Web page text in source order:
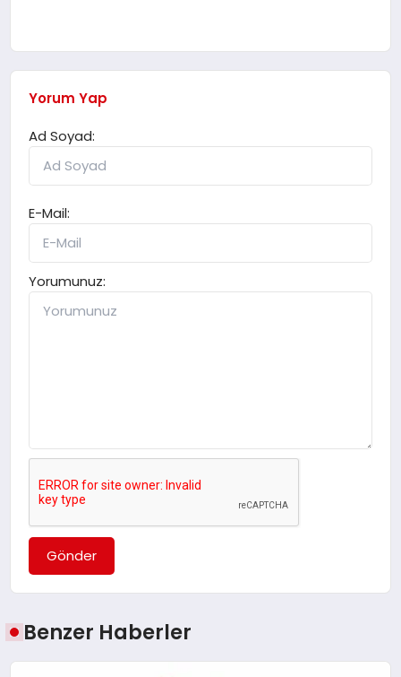
Yorum Yap
Ad Soyad:
E-Mail:
Yorumunuz:
Gönder
Benzer Haberler